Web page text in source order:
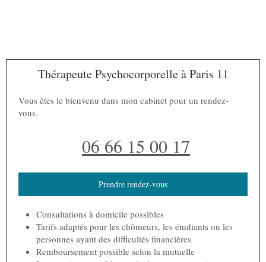
Thérapeute Psychocorporelle à Paris 11
Vous êtes le bienvenu dans mon cabinet pour un rendez-
vous.
06 66 15 00 17
Prendre rendez-vous
Consultations à domicile possibles
Tarifs adaptés pour les chômeurs, les étudiants ou les
personnes ayant des difficultés financières
Remboursement possible selon la mutuelle